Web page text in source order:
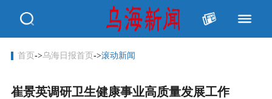
首页->乌海日报首页->滚动新闻
崔景英调研卫生健康事业高质量发展工作